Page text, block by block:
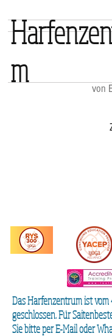
von
m
Das Harfenzentrum ist vom
geschlossen. Für
Sie bitte per E-Mail oder